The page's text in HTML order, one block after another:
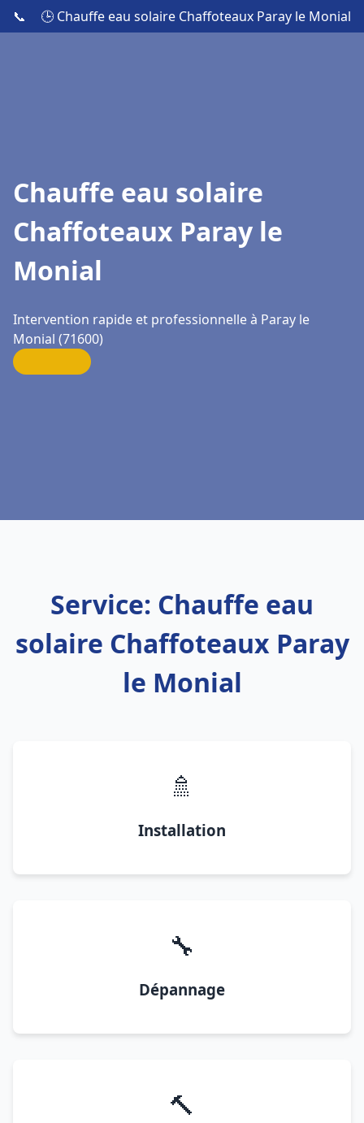
📞 🕒 Chauffe eau solaire Chaffoteaux Paray le Monial
Chauffe eau solaire
Chaffoteaux Paray le
Monial
Intervention rapide et professionnelle à Paray le
Monial (71600)
Service: Chauffe eau
solaire Chaffoteaux Paray
le Monial
🚿
Installation
🔧
Dépannage
🔨